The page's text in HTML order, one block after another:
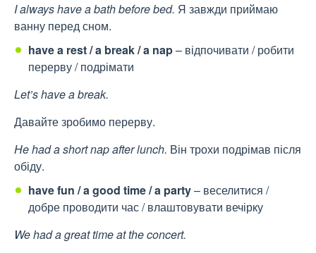
I always have a bath before bed. Я завжди приймаю
ванну перед сном.
have a rest / a break / a nap– відпочивати / робити
перерву / подрімати
Let’s have a break.
Давайте зробимо перерву.
He had a short nap after lunch. Він трохи подрімав після
обіду.
have fun / a good time / a party– веселитися /
добре проводити час / влаштовувати вечірку
We had a great time at the concert.